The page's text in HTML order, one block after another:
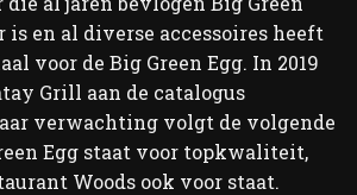
is en al diverse accessoires heeft
voor de Big Green Egg. In 2019
Grill aan de catalogus
verwachting volgt de volgende
Egg staat voor topkwaliteit,
Woods ook voor staat.